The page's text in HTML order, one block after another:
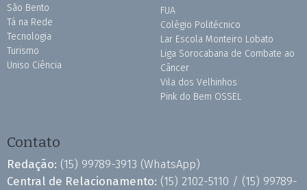
São Bento
Tá na Rede
Tecnologia
Turismo
Uniso Ciência
FUA
Colégio Politécnico
Lar Escola Monteiro Lobato
Liga Sorocabana de Combate ao
Câncer
Vila dos Velhinhos
Pink do Bem OSSEL
Contato
Redação: (15) 99789-3913 (WhatsApp)
Central de Relacionamento: (15) 2102-5110 / (15) 99789-